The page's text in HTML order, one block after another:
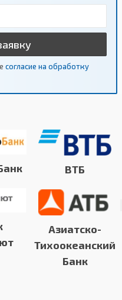
согласие на обработку
ВТБ
Азиатско-
Тихоокеанский
Банк